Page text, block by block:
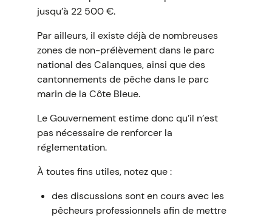
jusqu’à 22 500 €.
Par ailleurs, il existe déjà de nombreuses
zones de non-prélèvement dans le parc
national des Calanques, ainsi que des
cantonnements de pêche dans le parc
marin de la Côte Bleue.
Le Gouvernement estime donc qu’il n’est
pas nécessaire de renforcer la
réglementation.
À toutes fins utiles, notez que :
des discussions sont en cours avec les
pêcheurs professionnels afin de mettre